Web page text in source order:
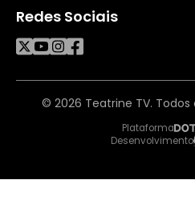
Redes Sociais
© 2026 Teatrine TV. Todos
Plataforma
Desenvolvimento